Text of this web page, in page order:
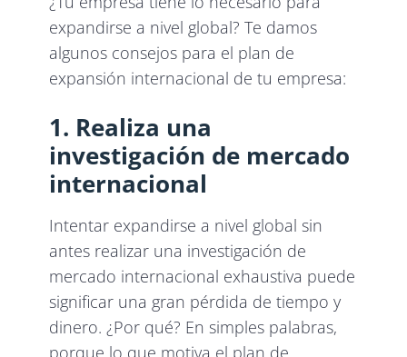
expandirse a nivel global? Te damos
algunos consejos para el plan de
expansión internacional de tu empresa:
1. Realiza una
investigación de mercado
internacional
Intentar expandirse a nivel global sin
antes realizar una investigación de
mercado internacional exhaustiva puede
significar una gran pérdida de tiempo y
dinero. ¿Por qué? En simples palabras,
porque lo que motiva el plan de